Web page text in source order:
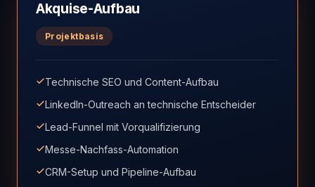
Akquise-Aufbau
Projektbasis
Technische SEO und Content-Aufbau
LinkedIn-Outreach an technische Entscheider
Lead-Funnel mit Vorqualifizierung
Messe-Nachfass-Automation
CRM-Setup und Pipeline-Aufbau